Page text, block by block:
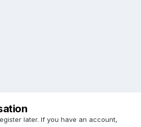
later. If you have an account,